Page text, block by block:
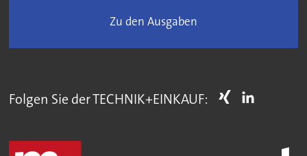
Zu den Ausgaben
Folgen Sie der TECHNIK+EINKAUF: